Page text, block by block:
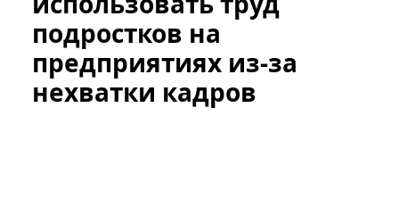
подростков на
предприятиях из-за
нехватки кадров